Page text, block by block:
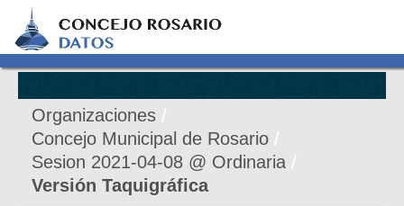
Organizaciones
Concejo Municipal de Rosario
Sesion 2021-04-08 @ Ordinaria
Versión Taquigráfica